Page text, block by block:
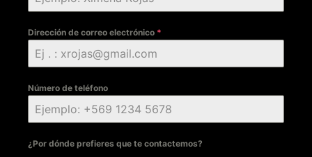
Dirección de correo electrónico *
Número de teléfono
¿Por dónde prefieres que te contactemos?